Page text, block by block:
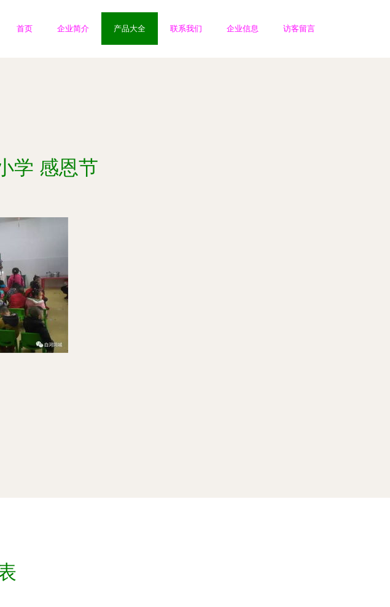
首页 企业简介 产品大全 联系我们 企业信息 访客留言
学 感恩节